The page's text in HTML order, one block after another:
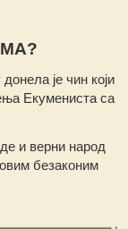
је чин који
Екумениста са
и верни народ
безаконим